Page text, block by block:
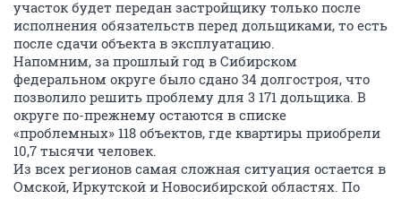
V
veteran
04 февраля 2015 vtv19
В СК РФ НАДО ПИСАТЬ. просто в слово в слово и все и
в ЦБ РФ
ОТВЕТИТЬ
K
Kemerovskij54
activist
04 февраля 2015 СвЕтАnsk